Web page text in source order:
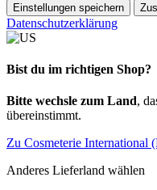
Einstellungen speichern
Datenschutzerklärung
Bist du im richtigen Shop?
Bitte wechsle zum Land,
übereinstimmt.
Zu Cosmeterie International
Anderes Lieferland wählen